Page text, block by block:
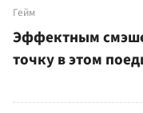
Гейм
Эффектным
точку в этом